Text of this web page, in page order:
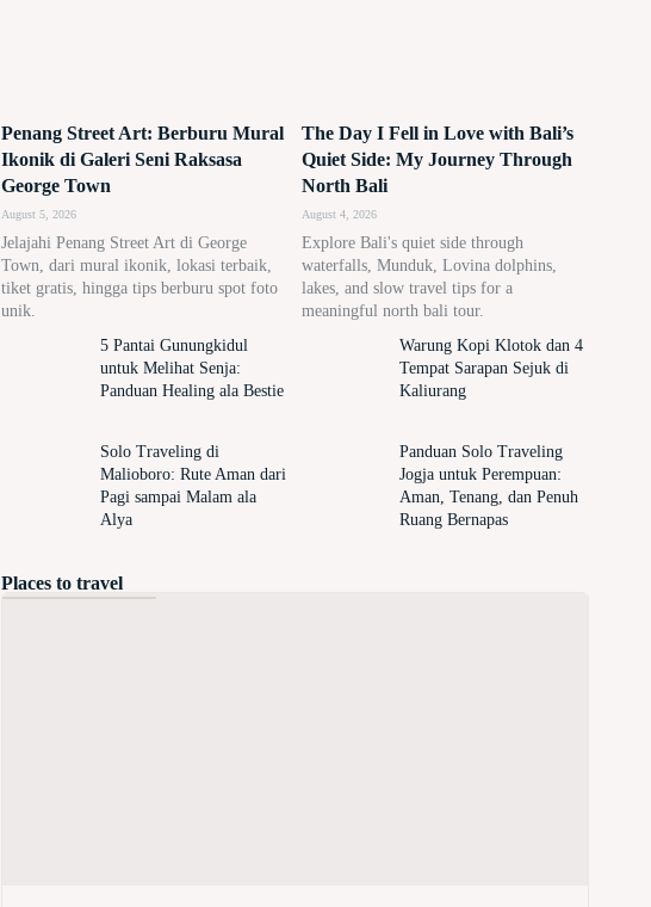
Penang Street Art: Berburu Mural
Ikonik di Galeri Seni Raksasa
George Town
August 5, 2026
Jelajahi Penang Street Art di George
Town, dari mural ikonik, lokasi terbaik,
tiket gratis, hingga tips berburu spot foto
unik.
The Day I Fell in Love with Bali’s
Quiet Side: My Journey Through
North Bali
August 4, 2026
Explore Bali's quiet side through
waterfalls, Munduk, Lovina dolphins,
lakes, and slow travel tips for a
meaningful north bali tour.
5 Pantai Gunungkidul
untuk Melihat Senja:
Panduan Healing ala Bestie
Warung Kopi Klotok dan 4
Tempat Sarapan Sejuk di
Kaliurang
Solo Traveling di
Malioboro: Rute Aman dari
Pagi sampai Malam ala
Alya
Panduan Solo Traveling
Jogja untuk Perempuan:
Aman, Tenang, dan Penuh
Ruang Bernapas
Places to travel